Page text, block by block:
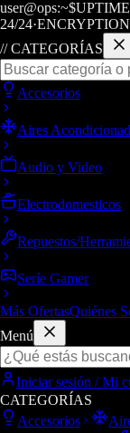
user@ops:~$UPTIME
24/24·
// CATEGORÍAS
Accesorios
Aires
Audio y Video
Electrodomesticos
Repuestos/
Seríe Gamer
Más OfertasQuiénes
Menú
Iniciar sesión / Mi
CATEGORÍAS
Accesorios